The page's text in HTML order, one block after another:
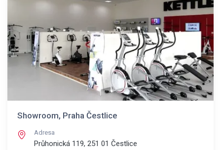
Showroom, Praha Čestlice
Adresa
Průhonická 119, 251 01 Čestlice